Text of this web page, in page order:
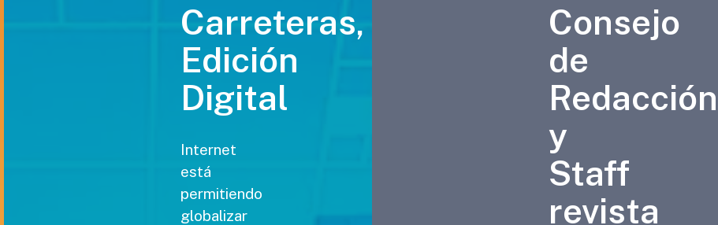
Carreteras,
Edición
Digital
Internet
está
permitiendo
globalizar
Consejo
de
Redacción
y
Staff
revista